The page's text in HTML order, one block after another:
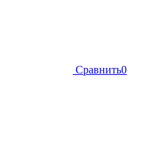
Сравнить0